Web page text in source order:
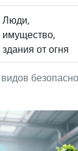
Люди,
имущество,
здания от огня